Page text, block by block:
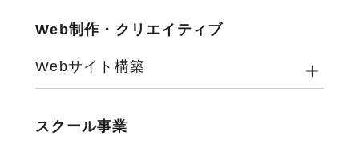
Web制作・クリエイティブ
Webサイト構築
スクール事業